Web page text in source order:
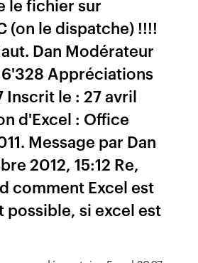
le fichier sur
(on le dispatche) !!!!
Dan Modérateur
6'328 Appréciations
Inscrit le : 27 avril
d'Excel : Office
Message par Dan
2012, 15:12 Re,
comment Excel est
possible, si excel est